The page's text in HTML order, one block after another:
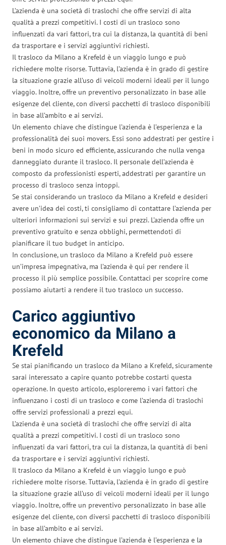
L’azienda è una società di traslochi che offre servizi di alta
qualità a prezzi competitivi. I costi di un trasloco sono
influenzati da vari fattori, tra cui la distanza, la quantità di beni
da trasportare e i servizi aggiuntivi richiesti.
Il trasloco da Milano a Krefeld è un viaggio lungo e può
richiedere molte risorse. Tuttavia, l’azienda è in grado di gestire
la situazione grazie all’uso di veicoli moderni ideali per il lungo
viaggio. Inoltre, offre un preventivo personalizzato in base alle
esigenze del cliente, con diversi pacchetti di trasloco disponibili
in base all’ambito e ai servizi.
Un elemento chiave che distingue l’azienda è l’esperienza e la
professionalità dei suoi movers. Essi sono addestrati per gestire i
beni in modo sicuro ed efficiente, assicurando che nulla venga
danneggiato durante il trasloco. Il personale dell’azienda è
composto da professionisti esperti, addestrati per garantire un
processo di trasloco senza intoppi.
Se stai considerando un trasloco da Milano a Krefeld e desideri
avere un’idea dei costi, ti consigliamo di contattare l’azienda per
ulteriori informazioni sui servizi e sui prezzi. L’azienda offre un
preventivo gratuito e senza obblighi, permettendoti di
pianificare il tuo budget in anticipo.
In conclusione, un trasloco da Milano a Krefeld può essere
un’impresa impegnativa, ma l’azienda è qui per rendere il
processo il più semplice possibile. Contattaci per scoprire come
possiamo aiutarti a rendere il tuo trasloco un successo.
Carico aggiuntivo
economico da Milano a
Krefeld
Se stai pianificando un trasloco da Milano a Krefeld, sicuramente
sarai interessato a capire quanto potrebbe costarti questa
operazione. In questo articolo, esploreremo i vari fattori che
influenzano i costi di un trasloco e come l’azienda di traslochi
offre servizi professionali a prezzi equi.
L’azienda è una società di traslochi che offre servizi di alta
qualità a prezzi competitivi. I costi di un trasloco sono
influenzati da vari fattori, tra cui la distanza, la quantità di beni
da trasportare e i servizi aggiuntivi richiesti.
Il trasloco da Milano a Krefeld è un viaggio lungo e può
richiedere molte risorse. Tuttavia, l’azienda è in grado di gestire
la situazione grazie all’uso di veicoli moderni ideali per il lungo
viaggio. Inoltre, offre un preventivo personalizzato in base alle
esigenze del cliente, con diversi pacchetti di trasloco disponibili
in base all’ambito e ai servizi.
Un elemento chiave che distingue l’azienda è l’esperienza e la